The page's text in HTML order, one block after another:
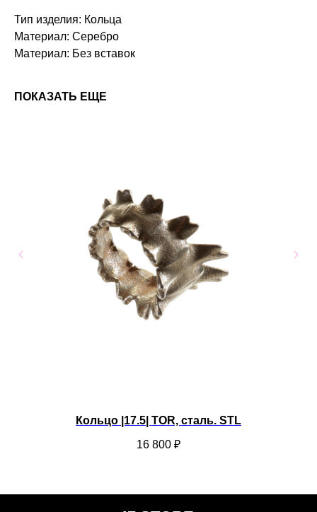
Тип изделия: Кольца
Материал: Серебро
Материал: Без вставок
ПОКАЗАТЬ ЕЩЕ
Кольцо |17.5| TOR, сталь. STL
16 800 ₽